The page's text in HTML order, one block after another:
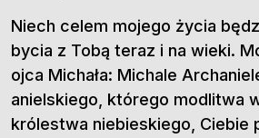
Niech celem mojego życia
bycia z Tobą teraz i na wieki.
ojca Michała: Michale
anielskiego, którego modlitwa
królestwa niebieskiego, Ciebie